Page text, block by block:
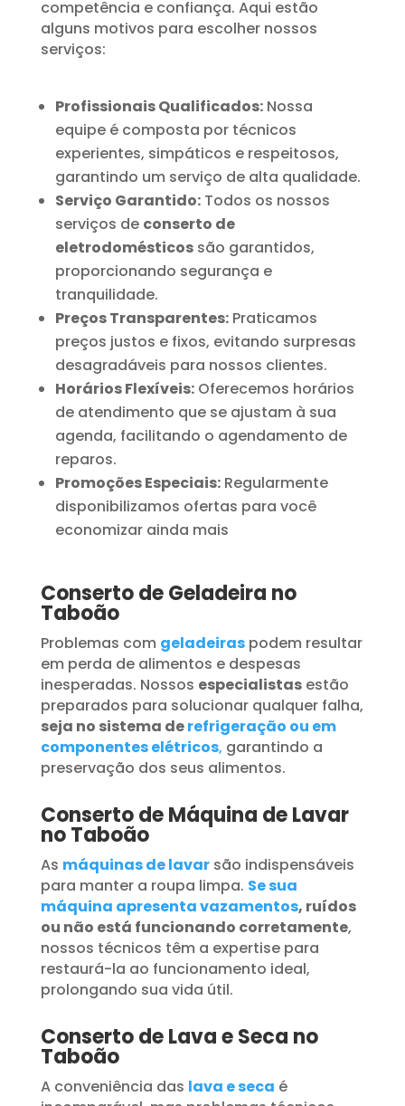
competência e confiança. Aqui estão
alguns motivos para escolher nossos
serviços:
Profissionais Qualificados:Nossa
equipe é composta por técnicos
experientes, simpáticos e respeitosos,
garantindo um serviço de alta qualidade.
Serviço Garantido:Todos os nossos
serviços de conserto de
eletrodomésticossão garantidos,
proporcionando segurança e
tranquilidade.
Preços Transparentes:Praticamos
preços justos e fixos, evitando surpresas
desagradáveis para nossos clientes.
Horários Flexíveis:Oferecemos horários
de atendimento que se ajustam à sua
agenda, facilitando o agendamento de
reparos.
Promoções Especiais:Regularmente
disponibilizamos ofertas para você
economizar ainda mais
Conserto de Geladeira no
Taboão
Problemas com geladeiraspodem resultar
em perda de alimentos e despesas
inesperadas. Nossos especialistasestão
preparados para solucionar qualquer falha,
seja no sistema derefrigeração ou em
componentes elétricos, garantindo a
preservação dos seus alimentos.
Conserto de Máquina de Lavar
no Taboão
As máquinas de lavar são indispensáveis
para manter a roupa limpa. Se sua
máquina apresenta vazamentos, ruídos
ou não está funcionando corretamente,
nossos técnicos têm a expertise para
restaurá-la ao funcionamento ideal,
prolongando sua vida útil.
Conserto de Lava e Seca no
Taboão
A conveniência das lava e seca é